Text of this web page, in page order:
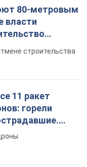
посла из-за